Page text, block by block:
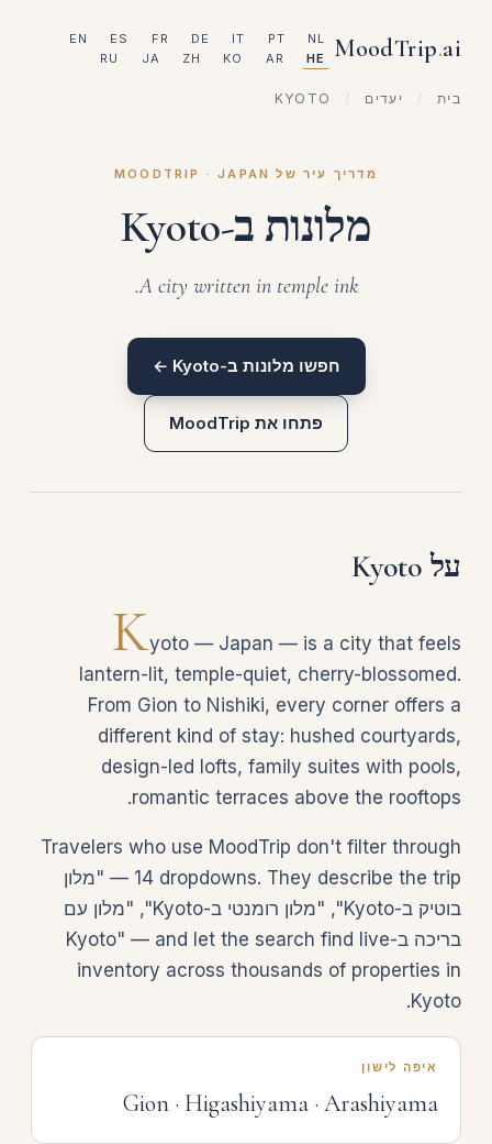
MoodTrip.ai
EN ES FR DE IT PT
NL
RU
JA ZH KO AR HE
בית / יעדים /
KYOTO
מדריך עיר של MOODTRIP · JAPAN
מלונות ב-Kyoto
A city written in temple ink.
חפשו מלונות ב-Kyoto ←
פתחו את MoodTrip
על Kyoto
Kyoto — Japan — is a city that feels
lantern-lit, temple-quiet, cherry-blossomed.
From Gion to Nishiki, every corner offers a
different kind of stay: hushed courtyards,
design-led lofts, family suites with pools,
romantic terraces above the rooftops.
Travelers who use MoodTrip don't filter through
14 dropdowns. They describe the trip — "מלון
בוטיק ב-Kyoto", "מלון רומנטי ב-Kyoto", "מלון עם
בריכה ב-Kyoto" — and let the search find live
inventory across thousands of properties in
Kyoto.
איפה לישון
Gion · Higashiyama · Arashiyama